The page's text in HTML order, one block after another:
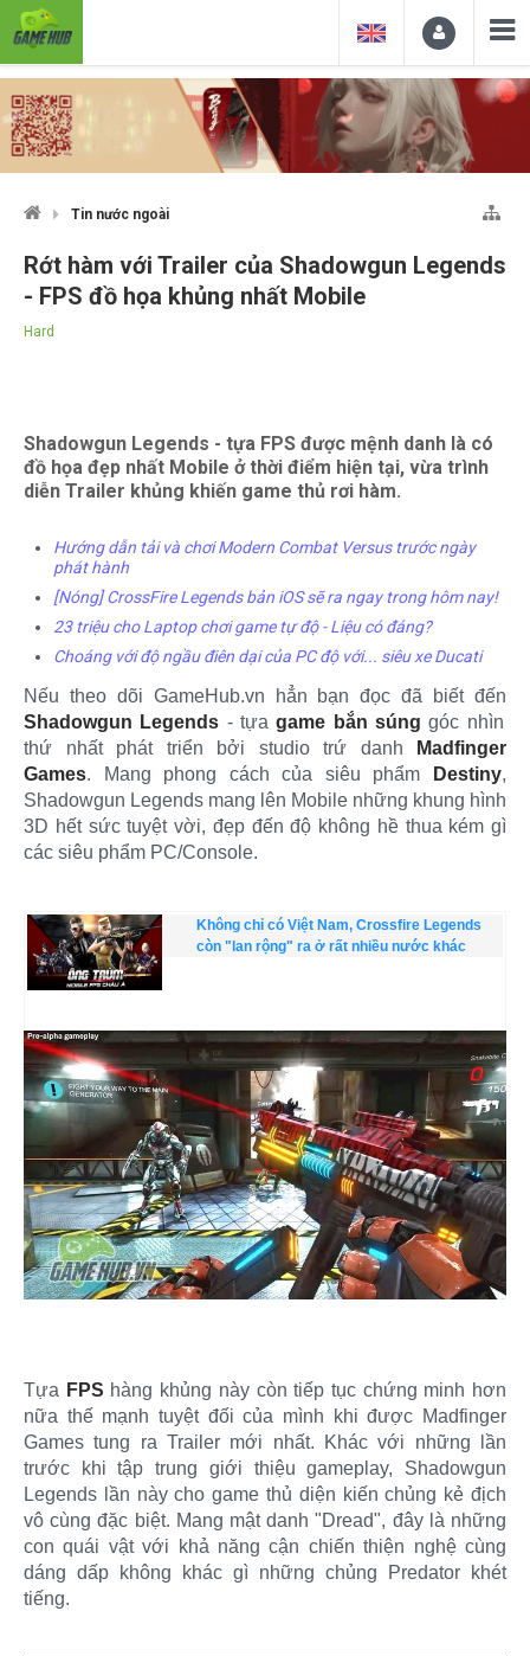
Tin nước ngoài
Rớt hàm với Trailer của Shadowgun Legends
- FPS đồ họa khủng nhất Mobile
Hard
Shadowgun Legends - tựa FPS được mệnh danh là có
đồ họa đẹp nhất Mobile ở thời điểm hiện tại, vừa trình
diễn Trailer khủng khiến game thủ rơi hàm.
Hướng dẫn tải và chơi Modern Combat Versus trước ngày
phát hành
[Nóng] CrossFire Legends bản iOS sẽ ra ngay trong hôm nay!
23 triệu cho Laptop chơi game tự độ - Liệu có đáng?
Choáng với độ ngầu điên dại của PC độ với... siêu xe Ducati
Nếu theo dõi GameHub.vn hẳn bạn đọc đã biết đến
Shadowgun Legends - tựagame bắn súng góc nhìn
thứ nhất phát triển bởi studio trứ danh
Madfinger
Games. Mang phong cách của siêu phẩm Destiny,
Shadowgun Legends mang lên Mobile những khung hình
3D hết sức tuyệt vời, đẹp đến độ không hề thua kém gì
các siêu phẩm PC/Console.
Không chỉ có Việt Nam, Crossfire Legends
còn "lan rộng" ra ở rất nhiều nước khác
Tựa FPS hàng khủng này còn tiếp tục chứng minh hơn
nữa thế mạnh tuyệt đối của mình khi được Madfinger
Games tung ra Trailer mới nhất. Khác với những lần
trước khi tập trung giới thiệu gameplay, Shadowgun
Legends lần này cho game thủ diện kiến chủng kẻ địch
vô cùng đặc biệt. Mang mật danh "Dread", đây là những
con quái vật với khả năng cận chiến thiện nghệ cùng
dáng dấp không khác gì những chủng Predator khét
tiếng.